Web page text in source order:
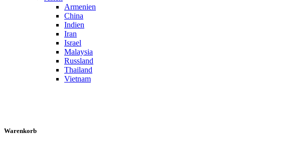
Armenien
China
Indien
Iran
Israel
Malaysia
Russland
Thailand
Vietnam
Warenkorb